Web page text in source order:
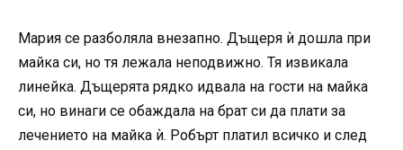
Мария се разболяла внезапно. Дъщеря ѝ дошла при
майка си, но тя лежала неподвижно. Тя извикала
линейка. Дъщерята рядко идвала на гости на майка
си, но винаги се обаждала на брат си да плати за
лечението на майка ѝ. Робърт платил всичко и след